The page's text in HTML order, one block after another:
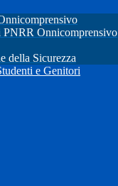
PNRR Onnicomprensivo
della Sicurezza
e Genitori